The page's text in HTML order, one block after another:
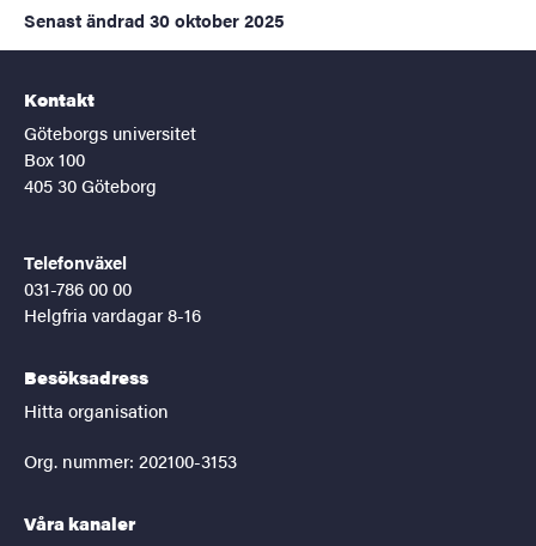
Senast ändrad 30 oktober 2025
Kontakt
Göteborgs universitet
Box 100
405 30 Göteborg
Telefonväxel
031-786 00 00
Helgfria vardagar 8-16
Besöksadress
Hitta organisation
Org. nummer: 202100-3153
Våra kanaler